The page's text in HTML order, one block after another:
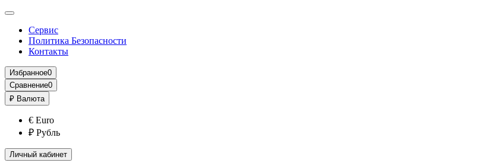
Сервис
Политика Безопасности
Контакты
Избранное0
Сравнение0
₽ Валюта
€ Euro
₽ Рубль
Личный кабинет